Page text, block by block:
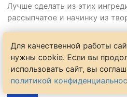
Лучше сделать из этих
рассыпчатое и начинку из
0Для качественной работы
нужны cookie. Если вы
использовать сайт, вы
политикой